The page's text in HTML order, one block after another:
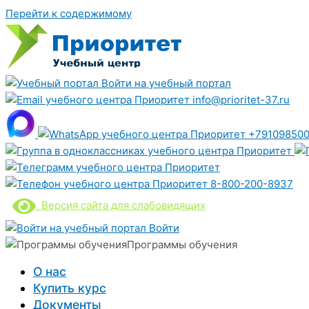
Перейти к содержимому
Войти на учебный портал
info@prioritet-37.ru
8-800-200-8937
Версия сайта для слабовидящих
Войти
Программы обучения
О нас
Купить курс
Документы